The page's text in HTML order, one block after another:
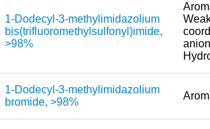
1-Dodecyl-3-methylimidazolium
bis(trifluoromethylsulfonyl)imide,
>98%
1-Dodecyl-3-methylimidazolium
bromide, >98%